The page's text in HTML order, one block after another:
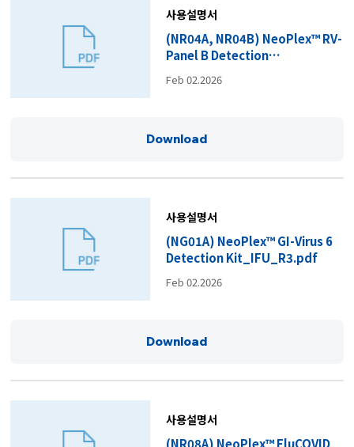
사용설명서
(NR04A, NR04B) NeoPlex™ RV-
Panel B Detection
Feb 02.2026
Download
사용설명서
(NG01A) NeoPlex™ GI-Virus 6
Detection Kit_IFU_R3.pdf
Feb 02.2026
Download
사용설명서
(NR08A) NeoPlex™ FluCOVID